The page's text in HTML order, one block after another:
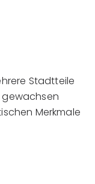
Stadtteile
Merkmale